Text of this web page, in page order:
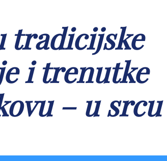
tradicijske
i trenutke
– u srcu